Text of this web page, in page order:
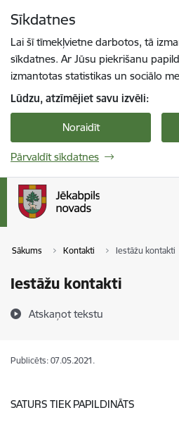
Sīkdatnes
Lai šī tīmekļvietne darbotos, tā
sīkdatnes. Ar Jūsu piekrišanu
izmantotas statistikas un sociālo
Lūdzu, atzīmējiet savu izvēli:
Noraidīt
Pārvaldīt sīkdatnes
Sākums Kontakti Iestāžu kontakti
Iestāžu kontakti
Atskaņot tekstu
Publicēts: 07.05.2021.
SATURS TIEK PAPILDINĀTS